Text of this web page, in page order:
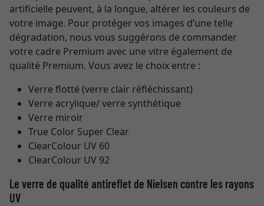
artificielle peuvent, à la longue, altérer les couleurs de
votre image. Pour protéger vos images d’une telle
dégradation, nous vous suggérons de commander
votre cadre Premium avec une vitre également de
qualité Premium. Vous avez le choix entre :
Verre flotté (verre clair réfléchissant)
Verre acrylique/ verre synthétique
Verre miroir
True Color Super Clear
ClearColour UV 60
ClearColour UV 92
Le verre de qualité antireflet de Nielsen contre les rayons
UV